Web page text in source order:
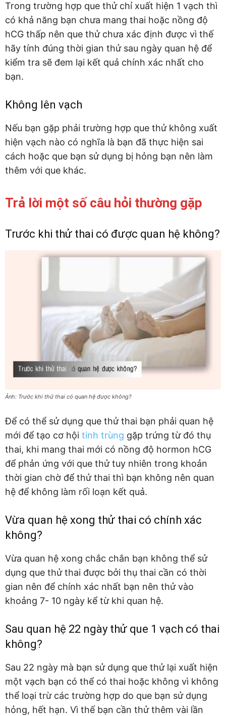
Trong trường hợp que thử chỉ xuất hiện 1 vạch thì
có khả năng bạn chưa mang thai hoặc nồng độ
hCG thấp nên que thử chưa xác định được vì thế
hãy tính đúng thời gian thử sau ngày quan hệ để
kiểm tra sẽ đem lại kết quả chính xác nhất cho
bạn.
Không lên vạch
Nếu bạn gặp phải trường hợp que thử không xuất
hiện vạch nào có nghĩa là bạn đã thực hiện sai
cách hoặc que bạn sử dụng bị hỏng bạn nên làm
thêm với que khác.
Trả lời một số câu hỏi thường gặp
Trước khi thử thai có được quan hệ không?
Ảnh: Trước khi thử thai có quan hệ được không?
Để có thể sử dụng que thử thai bạn phải quan hệ
mới để tạo cơ hội tinh trùng gặp trứng từ đó thụ
thai, khi mang thai mới có nồng độ hormon hCG
để phản ứng với que thử tuy nhiên trong khoản
thời gian chờ để thử thai thì bạn không nên quan
hệ để không làm rối loạn kết quả.
Vừa quan hệ xong thử thai có chính xác
không?
Vừa quan hệ xong chắc chắn bạn không thể sử
dụng que thử thai được bởi thụ thai cần có thời
gian nên để chính xác nhất bạn nên thử vào
khoảng 7- 10 ngày kể từ khi quan hệ.
Sau quan hệ 22 ngày thử que 1 vạch có thai
không?
Sau 22 ngày mà bạn sử dụng que thử lại xuất hiện
một vạch bạn có thể có thai hoặc không vì không
thể loại trừ các trường hợp do que bạn sử dụng
hỏng, hết hạn. Vì thế bạn cần thử thêm vài lần